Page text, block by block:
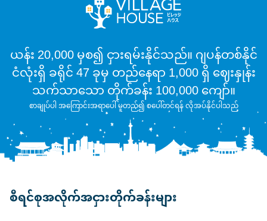
ယန်း 20,000 မှစ၍ ငှားရမ်းနိုင်သည်။ ဂျပန်တစ်နိုင်
ငံလုံးရှိ ခရိုင် 47 ခုမှ တည်နေရာ 1,000 ရှိ ဈေးနှုန်း
သက်သာသော တိုက်ခန်း 100,000 ကျော်။
စာချုပ်ပါ အကြောင်းအရာပေါ် မူတည်၍ စပေါ်တင်ရန် လိုအပ်နိုင်ပါသည်
စီရင်စုအလိုက်အငှားတိုက်ခန်းများ